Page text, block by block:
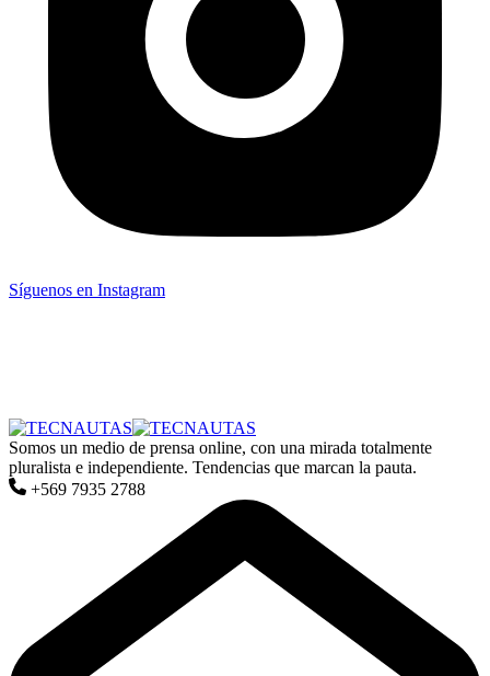
Síguenos en Instagram
Somos un medio de prensa online, con una mirada totalmente
pluralista e independiente. Tendencias que marcan la pauta.
+569 7935 2788